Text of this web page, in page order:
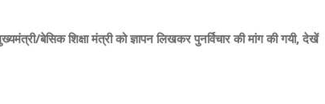
बेसिक शिक्षा मंत्री को ज्ञापन लिखकर पुनर्विचार की मांग की गयी, देखें